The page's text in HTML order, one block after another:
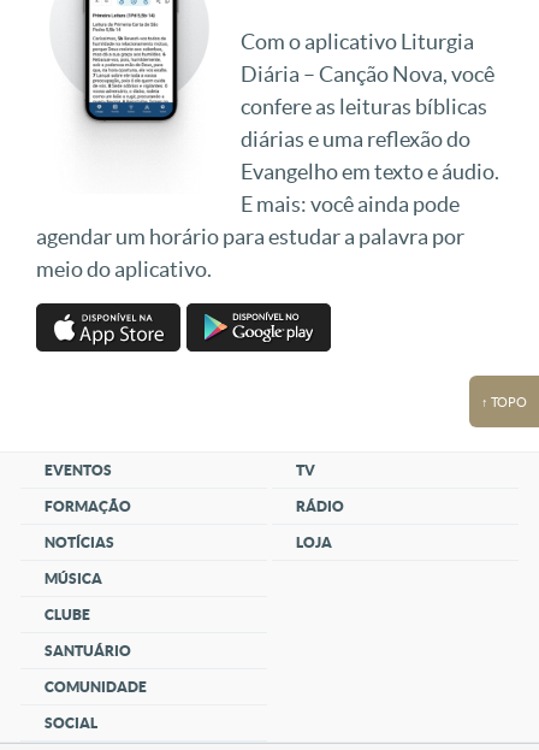
Com o aplicativo Liturgia
Diária – Canção Nova, você
confere as leituras bíblicas
diárias e uma reflexão do
Evangelho em texto e áudio.
E mais: você ainda pode
agendar um horário para estudar a palavra por
meio do aplicativo.
↑ TOPO
EVENTOS
FORMAÇÃO
NOTÍCIAS
MÚSICA
CLUBE
SANTUÁRIO
COMUNIDADE
SOCIAL
TV
RÁDIO
LOJA